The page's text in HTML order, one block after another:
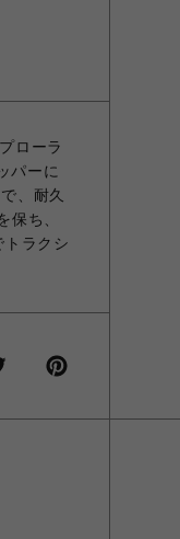
ローラ
パーに
、耐久
保ち、
ラクシ